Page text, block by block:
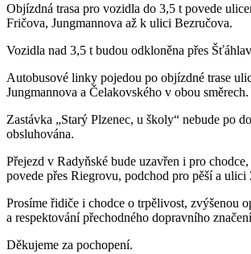
Objízdná trasa pro vozidla do 3,5 t povede
Fričova, Jungmannova až k ulici Bezručova.
Vozidla nad 3,5 t budou odkloněna přes
Autobusové linky pojedou po objízdné trase
Jungmannova a Čelakovského v obou směrech.
Zastávka „Starý Plzenec, u školy“ nebude po
obsluhována.
Přejezd v Radyňské bude uzavřen i pro chodce,
povede přes Riegrovu, podchod pro pěší a ulici
Prosíme řidiče i chodce o trpělivost, zvýšenou
a respektování přechodného dopravního
Děkujeme za pochopení.